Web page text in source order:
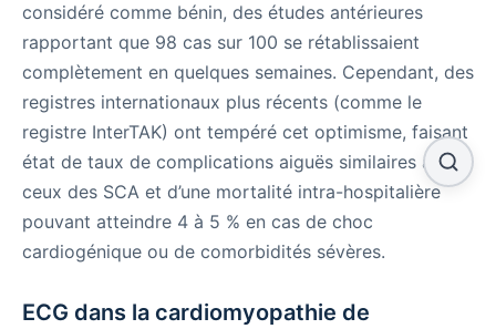
considéré comme bénin, des études antérieures
rapportant que 98 cas sur 100 se rétablissaient
complètement en quelques semaines. Cependant, des
registres internationaux plus récents (comme le
registre InterTAK) ont tempéré cet optimisme, faisant
état de taux de complications aiguës similaires à
ceux des SCA et d’une mortalité intra-hospitalière
pouvant atteindre 4 à 5 % en cas de choc
cardiogénique ou de comorbidités sévères.
ECG dans la cardiomyopathie de